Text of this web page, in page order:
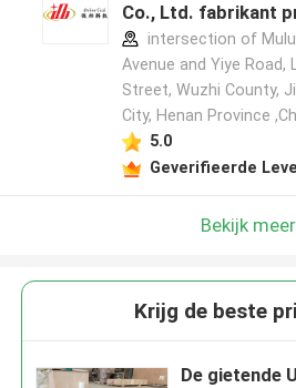
Co., Ltd. fabrikant
intersection of
Avenue and Yiye Road,
Street, Wuzhi County,
City, Henan Province
5.0
Geverifieerde
Bekijk meer
Krijg de beste
De gietende